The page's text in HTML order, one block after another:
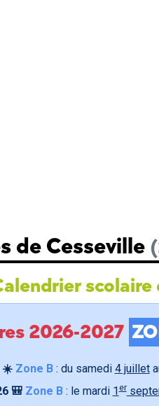
de Cesseville
scolaire
2026-2027
☀️ Zone B: du samedi 4 juillet
🎒 Zone B: le mardi 1er